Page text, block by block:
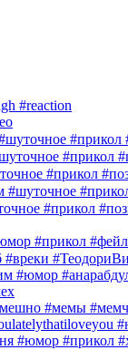
#reaction
#прикол
#прикол
#прикол
#прикол
#прикол
#мемы
#юмор #прикол